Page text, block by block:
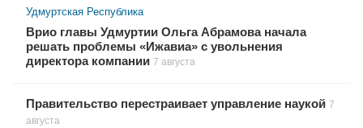
Удмуртская Республика
Врио главы Удмуртии Ольга Абрамова начала
решать проблемы «Ижавиа» с увольнения
директора компании 7 августа
Правительство перестраивает управление наукой 7
августа